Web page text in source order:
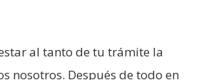
al tanto de tu trámite la
nosotros. Después de todo en